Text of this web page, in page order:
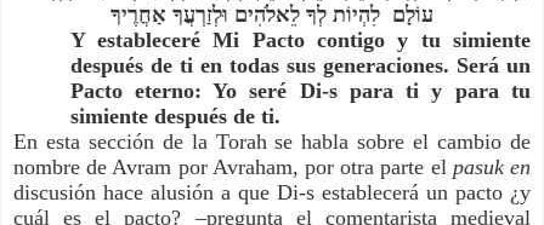
עוֹלָם  לִהְיוֹת לְךָ לֵאלֹהִים וּלְזַרְעֲךָ אַחֲרֶיךָ
Y estableceré Mi Pacto contigo y tu simiente
después de ti en todas sus generaciones. Será un
Pacto eterno: Yo seré Di-s para ti y para tu
simiente después de ti.
En esta sección de la Torah se habla sobre el cambio de
nombre de Avram por Avraham, por otra parte el
discusión hace alusión a que Di-s establecerá un pacto ¿y
cuál es el pacto? –pregunta el comentarista medieval